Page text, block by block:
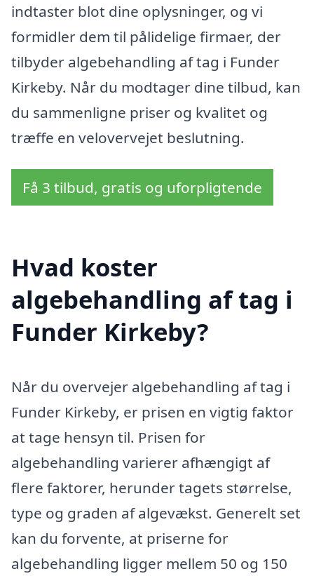
indtaster blot dine oplysninger, og vi
formidler dem til pålidelige firmaer, der
tilbyder algebehandling af tag i Funder
Kirkeby. Når du modtager dine tilbud, kan
du sammenligne priser og kvalitet og
træffe en velovervejet beslutning.
Få 3 tilbud, gratis og uforpligtende
Hvad koster
algebehandling af tag i
Funder Kirkeby?
Når du overvejer algebehandling af tag i
Funder Kirkeby, er prisen en vigtig faktor
at tage hensyn til. Prisen for
algebehandling varierer afhængigt af
flere faktorer, herunder tagets størrelse,
type og graden af algevækst. Generelt set
kan du forvente, at priserne for
algebehandling ligger mellem 50 og 150